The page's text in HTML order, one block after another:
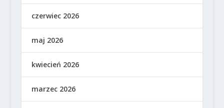
czerwiec 2026
maj 2026
kwiecień 2026
marzec 2026